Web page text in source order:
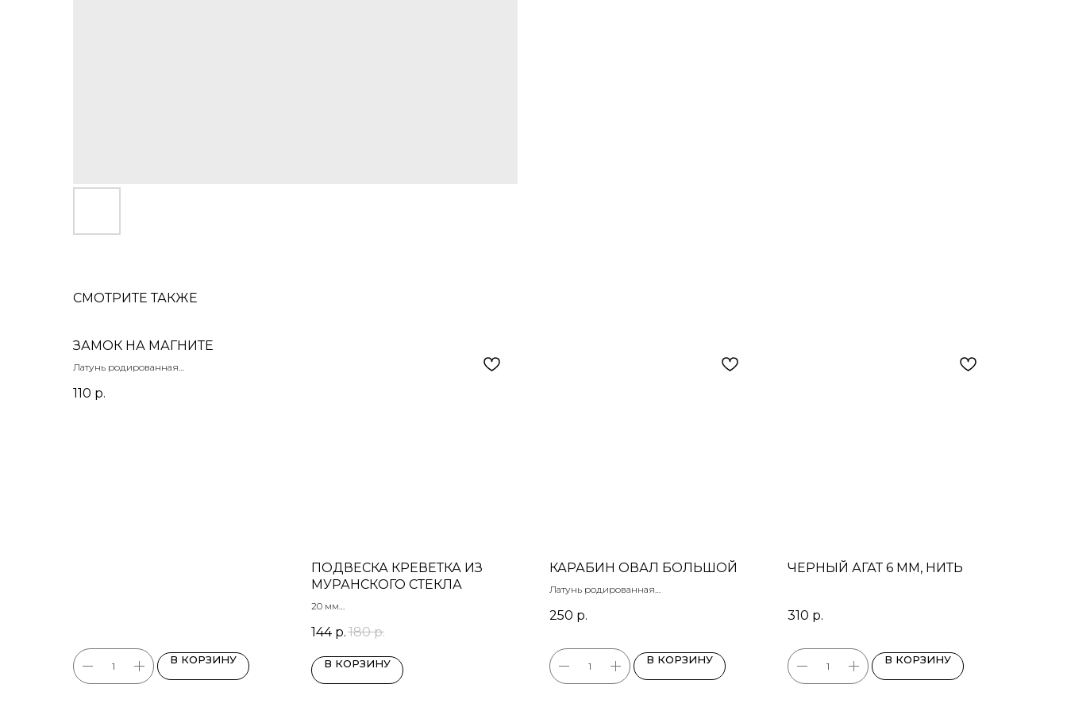
СМОТРИТЕ ТАКЖЕ
ЗАМОК НА МАГНИТЕ
Латунь родированная
110 р.
В КОРЗИНУ
ПОДВЕСКА КРЕВЕТКА ИЗ
МУРАНСКОГО СТЕКЛА
20 мм
144 р. 180 р.
В КОРЗИНУ
КАРАБИН ОВАЛ БОЛЬШОЙ
Латунь родированная
250 р.
В КОРЗИНУ
ЧЕРНЫЙ АГАТ 6 ММ, НИТЬ
310 р.
В КОРЗИНУ